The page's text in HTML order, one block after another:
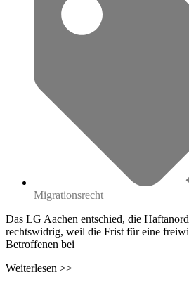
Migrationsrecht
Das LG Aachen entschied, die
rechtswidrig, weil die Frist für eine
Betroffenen bei
Weiterlesen >>